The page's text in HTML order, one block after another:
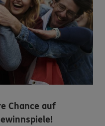
Chance auf